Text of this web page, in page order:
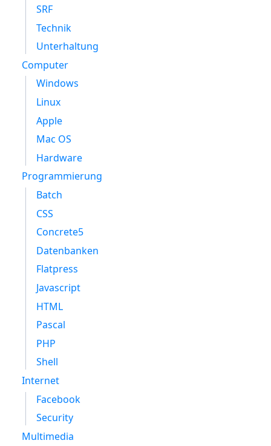
SRF
Technik
Unterhaltung
Computer
Windows
Linux
Apple
Mac OS
Hardware
Programmierung
Batch
CSS
Concrete5
Datenbanken
Flatpress
Javascript
HTML
Pascal
PHP
Shell
Internet
Facebook
Security
Multimedia